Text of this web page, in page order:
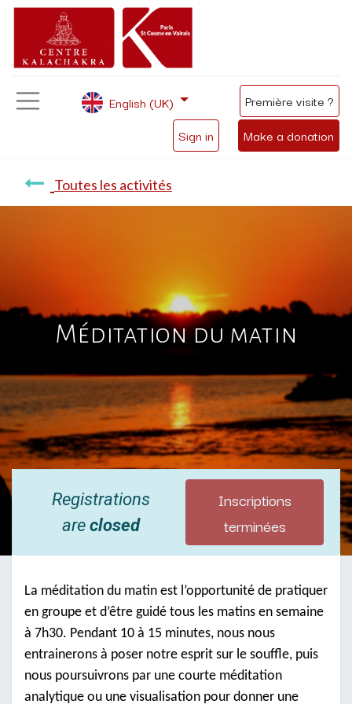
Sign in Make a donation
English (UK) Première visite ?
Toutes les activités
Méditation du matin
Registrations
areclosed
Inscriptions
terminées
La méditation du matin est l’opportunité de pratiquer
en groupe et d’être guidé tous les matins en semaine
à 7h30. Pendant 10 à 15 minutes, nous nous
entrainerons à poser notre esprit sur le souffle, puis
nous poursuivrons par une courte méditation
analytique ou une visualisation pour donner une